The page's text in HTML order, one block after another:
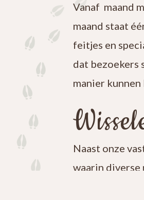
Vanaf maand
maand staat
feitjes en
dat bezoekers
manier kunnen
Naast onze
waarin